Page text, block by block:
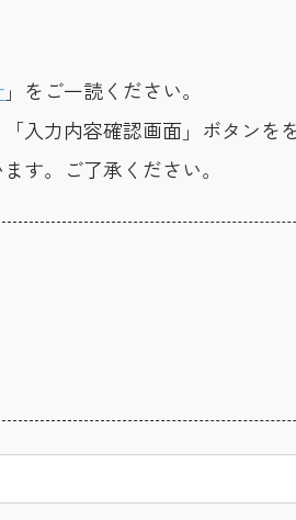
」をご一読ください。
入力内容確認画面」ボタンを
す。ご了承ください。